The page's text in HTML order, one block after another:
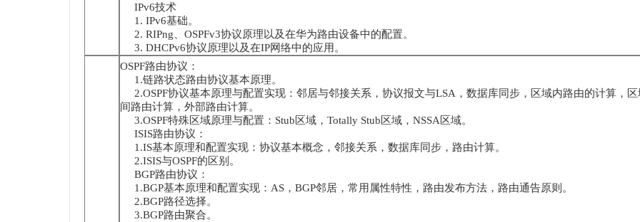
IPv6技术
1. IPv6基础。
2. RIPng、OSPFv3协议原理以及在华为路由设备中的配置。
3. DHCPv6协议原理以及在IP网络中的应用。
OSPF路由协议：
1.链路状态路由协议基本原理。
2.OSPF协议基本原理与配置实现：邻居与邻接关系，协议报文与LSA，数据库同步，区域内路由的计算，区
间路由计算，外部路由计算。
3.OSPF特殊区域原理与配置：Stub区域，Totally Stub区域，NSSA区域。
ISIS路由协议：
1.IS基本原理和配置实现：协议基本概念，邻接关系，数据库同步，路由计算。
2.ISIS与OSPF的区别。
BGP路由协议：
1.BGP基本原理和配置实现：AS，BGP邻居，常用属性特性，路由发布方法，路由通告原则。
2.BGP路径选择。
3.BGP路由聚合。